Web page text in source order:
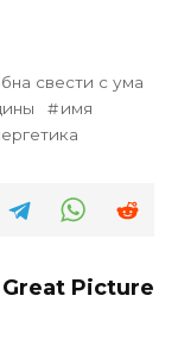
свести с ума
имя
Great Picture